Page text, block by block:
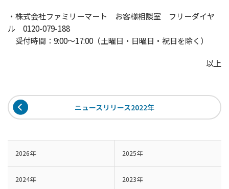
・株式会社ファミリーマート お客様相談室 フリーダイヤ
ル 0120-079-188
受付時間：9:00～17:00（土曜日・日曜日・祝日を除く）
以上
ニュースリリース2022年
2026年 2025年
2024年 2023年